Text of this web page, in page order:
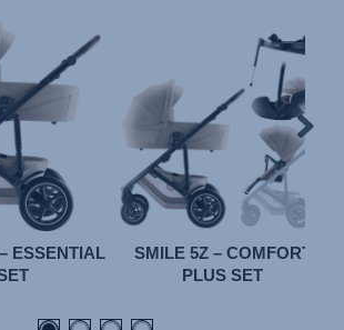
ESSENTIAL
SMILE 5Z – COMFORT
PLUS SET